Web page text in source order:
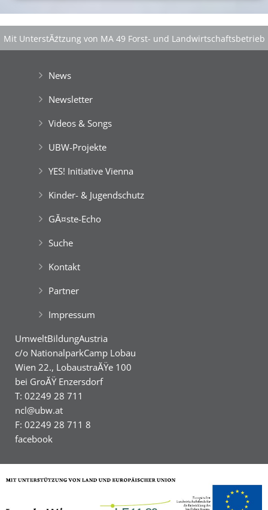
Mit UnterstĂźtzung von MA 49 Forst- und Landwirtschaftsbetrieb
News
Newsletter
Videos & Songs
UBW-Projekte
YES! Initiative Vienna
Kinder- & Jugendschutz
GĂ¤ste-Echo
Suche
Kontakt
Partner
Impressum
UmweltBildungAustria
c/o NationalparkCamp Lobau
Wien 22., LobaustraĂŸe 100
bei GroĂŸ Enzersdorf
T: 02249 28 711
ncl@ubw.at
F: 02249 28 711 8
facebook